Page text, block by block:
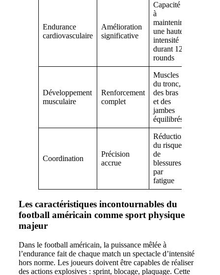
Endurance
cardiovasculaire
Amélioration
significative
Capacité
à
maintenir
une haute
intensité
durant 12
rounds
Développement
musculaire
Renforcement
complet
Muscles
du tronc,
des bras
et des
jambes
équilibrés
Coordination
Précision
accrue
Réduction
du risque
de
blessures
par
fatigue
Les caractéristiques incontournables du
football américain comme sport physique
majeur
Dans le football américain, la puissance mêlée à
l’endurance fait de chaque match un spectacle d’intensité
hors norme. Les joueurs doivent être capables de réaliser
des actions explosives : sprint, blocage, plaquage. Cette